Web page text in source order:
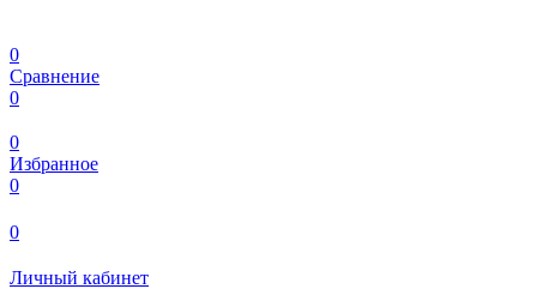
0
Сравнение
0
0
Избранное
0
0
Личный кабинет